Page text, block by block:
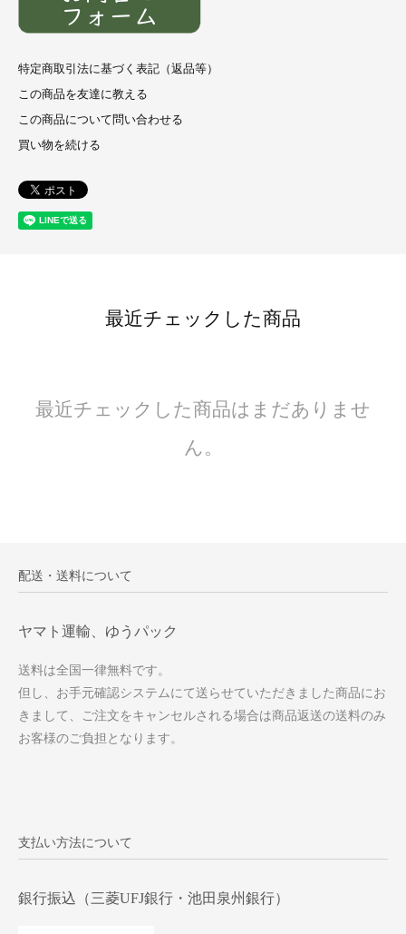
特定商取引法に基づく表記（返品等）
この商品を友達に教える
この商品について問い合わせる
買い物を続ける
最近チェックした商品
最近チェックした商品はまだありませ
ん。
配送・送料について
ヤマト運輸、ゆうパック
送料は全国一律無料です。
但し、お手元確認システムにて送らせていただきました商品にお
きまして、ご注文をキャンセルされる場合は商品返送の送料のみ
お客様のご負担となります。
支払い方法について
銀行振込（三菱UFJ銀行・池田泉州銀行）